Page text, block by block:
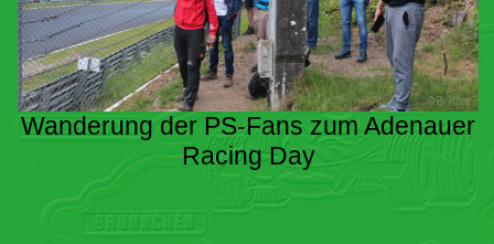
Wanderung der PS-Fans zum Adenauer
Racing Day